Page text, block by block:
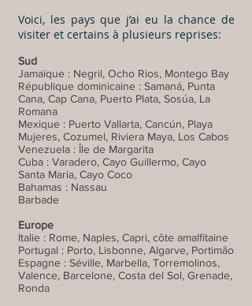
Voici, les pays que j’ai eu la chance de
visiter et certains à plusieurs reprises:
Sud
Jamaïque : Negril, Ocho Rios, Montego Bay
République dominicaine : Samaná, Punta
Cana, Cap Cana, Puerto Plata, Sosúa, La
Romana
Mexique : Puerto Vallarta, Cancún, Playa
Mujeres, Cozumel, Riviera Maya, Los Cabos
Venezuela : Île de Margarita
Cuba : Varadero, Cayo Guillermo, Cayo
Santa Maria, Cayo Coco
Bahamas : Nassau
Barbade
Europe
Italie : Rome, Naples, Capri, côte amalfitaine
Portugal : Porto, Lisbonne, Algarve, Portimão
Espagne : Séville, Marbella, Torremolinos,
Valence, Barcelone, Costa del Sol, Grenade,
Ronda